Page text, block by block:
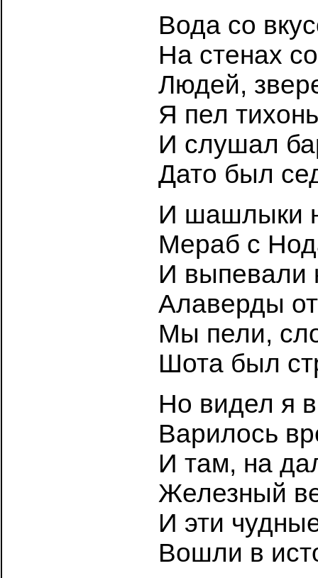
Вода со
На стенах
Людей,
Я пел
И слушал
Дато был
И шашлыки
Мераб с
И выпевали
Алаверды
Мы пели,
Шота был
Но видел я
Варилось
И там, на
Железный
И эти
Вошли в